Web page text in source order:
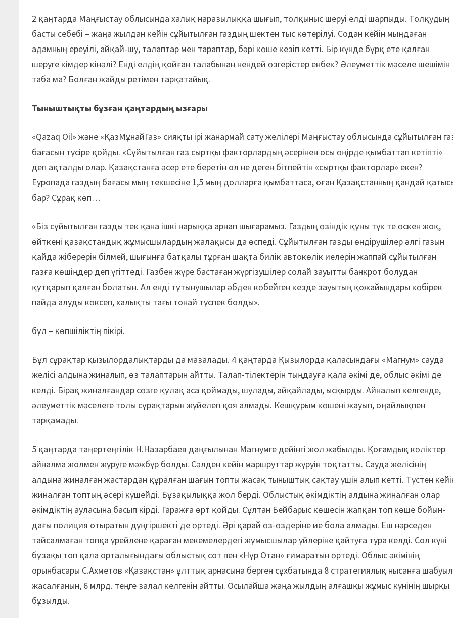
2 қаңтарда Маңғыстау облысында халық наразылыққа шығып, толқыныс шеруі елді шарпыды. Толқудың
басты себебі – жаңа жылдан кейін сұйытылған газдың шектен тыс көтерілуі. Содан кейін мыңдаған
адамның ереуілі, айқай-шу, талаптар мен тараптар, бәрі көше кезіп кетті. Бір күнде бұрқ ете қалған
шеруге кімдер кінәлі? Енді елдің қойған талабынан нендей өзгерістер енбек? Әлеуметтік мәселе шешімін
таба ма? Болған жайды ретімен тарқатайық.
Тыныштықты бұзған қаңтардың ызғары
«Qazaq Oil» және «ҚазМұнайГаз» сияқты ірі жанармай сату желілері Маңғыстау облысында сұйытылған
бағасын түсіре қойды. «Сұйытылған газ сыртқы факторлардың әсерінен осы өңірде қымбаттап кетіпті»
деп ақталды олар. Қазақстанға әсер ете беретін ол не деген бітпейтін «сыртқы факторлар» екен?
Еуропада газдың бағасы мың текшесіне 1,5 мың долларға қымбаттаса, оған Қазақстанның қандай
бар? Сұрақ көп…
«Біз сұйытылған газды тек қана ішкі нарыққа арнап шығарамыз. Газдың өзіндік құны түк те өскен жоқ,
өйткені қазақстандық жұмысшылардың жалақысы да өспеді. Сұйытылған газды өндірушілер әлгі газын
қайда жіберерін білмей, шығынға батқалы тұрған шақта билік автокөлік иелерін жаппай сұйытылған
газға көшіңдер деп үгіттеді. Газбен жүре бастаған жүргізушілер солай зауытты банкрот болудан
құтқарып қалған болатын. Ал енді тұтынушылар әбден көбейген кезде зауытың қожайындары көбірек
пайда алуды көксеп, халықты тағы тонай түспек болды».
бұл – көпшіліктің пікірі.
Бұл сұрақтар қызылорда­лық­тарды да мазалады. 4 қаңтарда Қызылорда қаласындағы «Магнум» сауда
желісі алдына жиналып, өз талаптарын айтты. Талап-тілектерін тыңдауға қала әкімі де, облыс әкімі де
келді. Бірақ жиналғандар сөзге құлақ аса қоймады, шулады, айқайлады, ысқырды. Айналып келгенде,
әлеуметтік мәселеге толы сұрақтарын жүйелеп қоя алмады. Кешқұрым көшені жауып, оңайлықпен
тарқамады.
5 қаңтарда таңертеңгілік Н.Назарбаев даңғылынан Магнумге дейінгі жол жабылды. Қоғамдық көліктер
айналма жолмен жүруге мәжбүр болды. Сәлден кейін маршруттар жүруін тоқтатты. Сауда желісінің
алдына жиналған жастардан құралған шағын топты жасақ тыныштық сақтау үшін алып кетті. Түстен
жиналған топтың әсері күшейді. Бұзақылыққа жол бер­ді. Облыстық әкімдіктің ал­дына жиналған олар
әкімдіктің аула­сына басып кірді. Гаражға өрт қойды. Сұлтан Бейбарыс көше­сін жапқан топ көше бойын­
дағы полиция отыратын дүңгіршекті де өртеді. Әрі қарай өз-өздеріне ие бола алмады. Еш нәрседен
тайсалмаған топқа үрей­лене қара­ған мекемелердегі жұмыс­шы­лар үйлеріне қайтуға тура келді. Сол күні
бұзақы топ қала орта­лығындағы облыстық сот пен «Нұр Отан» ғимаратын өртеді. Облыс әкімінің
орынбасары С.Ахметов «Қазақстан» ұлттық арнасына берген сұхбатында 8 стратегиялық нысанға шабуыл
жасалғанын, 6 млрд. теңге залал келгенін айтты. Осылайша жаңа жылдың алғашқы жұмыс күнінің шырқы
бұзылды.